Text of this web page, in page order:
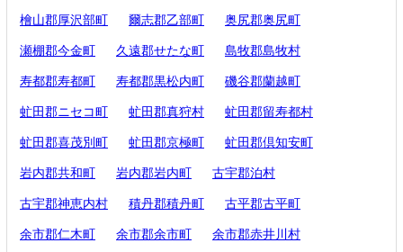
檜山郡厚沢部町 爾志郡乙部町 奥尻郡奥尻町
瀬棚郡今金町 久遠郡せたな町 島牧郡島牧村
寿都郡寿都町 寿都郡黒松内町 磯谷郡蘭越町
虻田郡ニセコ町 虻田郡真狩村 虻田郡留寿都村
虻田郡喜茂別町 虻田郡京極町 虻田郡倶知安町
岩内郡共和町 岩内郡岩内町 古宇郡泊村
古宇郡神恵内村 積丹郡積丹町 古平郡古平町
余市郡仁木町 余市郡余市町 余市郡赤井川村